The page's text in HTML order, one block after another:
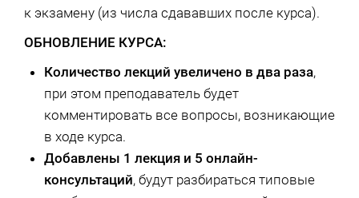
к экзамену (из числа сдававших после курса).
ОБНОВЛЕНИЕ КУРСА:
Количество лекций увеличено в два раза,
при этом преподаватель будет
комментировать все вопросы, возникающие
в ходе курса.
Добавлены 1 лекция и 5 онлайн-
консультаций, будут разбираться типовые